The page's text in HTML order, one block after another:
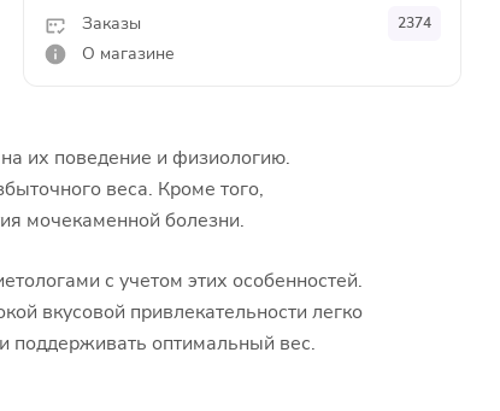
Заказы 2374
О магазине
их поведение и физиологию.
веса. Кроме того,
мочекаменной болезни.
с учетом этих особенностей.
вкусовой привлекательности легко
поддерживать оптимальный вес.